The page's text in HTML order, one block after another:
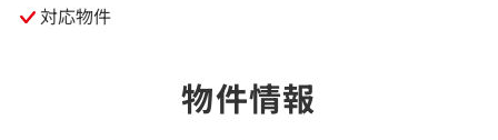
対応物件
物件情報